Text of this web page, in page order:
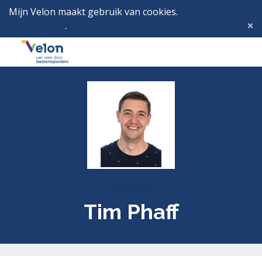
Mijn Velon maakt gebruik van cookies.
.
Menu
Tim Phaff